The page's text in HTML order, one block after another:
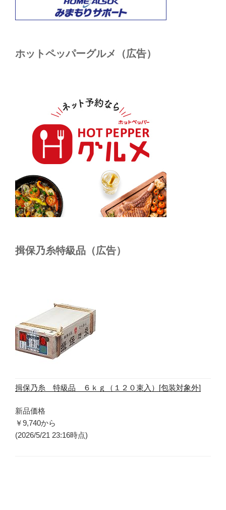
ホットペッパーグルメ（広告）
揖保乃糸特級品（広告）
揖保乃糸 特級品 ６ｋｇ（１２０束入）[包装対象外]
新品価格
￥9,740から
(2026/5/21 23:16時点)